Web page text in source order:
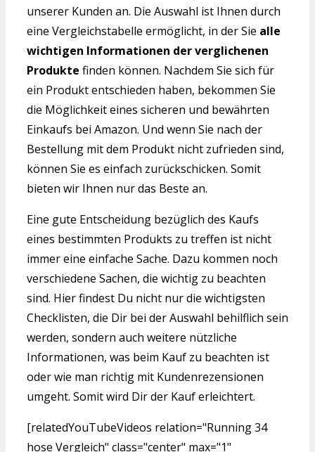
unserer Kunden an. Die Auswahl ist Ihnen durch
eine Vergleichstabelle ermöglicht, in der Sie alle
wichtigen Informationen der verglichenen
Produkte finden können. Nachdem Sie sich für
ein Produkt entschieden haben, bekommen Sie
die Möglichkeit eines sicheren und bewährten
Einkaufs bei Amazon. Und wenn Sie nach der
Bestellung mit dem Produkt nicht zufrieden sind,
können Sie es einfach zurückschicken. Somit
bieten wir Ihnen nur das Beste an.
Eine gute Entscheidung bezüglich des Kaufs
eines bestimmten Produkts zu treffen ist nicht
immer eine einfache Sache. Dazu kommen noch
verschiedene Sachen, die wichtig zu beachten
sind. Hier findest Du nicht nur die wichtigsten
Checklisten, die Dir bei der Auswahl behilflich sein
werden, sondern auch weitere nützliche
Informationen, was beim Kauf zu beachten ist
oder wie man richtig mit Kundenrezensionen
umgeht. Somit wird Dir der Kauf erleichtert.
[relatedYouTubeVideos relation="Running 34
hose Vergleich" class="center" max="1"